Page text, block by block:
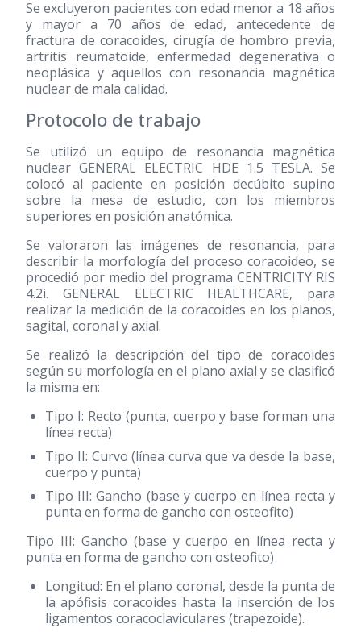
Se excluyeron pacientes con edad menor a 18 años
y mayor a 70 años de edad, antecedente de
fractura de coracoides, cirugía de hombro previa,
artritis reumatoide, enfermedad degenerativa o
neoplásica y aquellos con resonancia magnética
nuclear de mala calidad.
Protocolo de trabajo
Se utilizó un equipo de resonancia magnética
nuclear GENERAL ELECTRIC HDE 1.5 TESLA. Se
colocó al paciente en posición decúbito supino
sobre la mesa de estudio, con los miembros
superiores en posición anatómica.
Se valoraron las imágenes de resonancia, para
describir la morfología del proceso coracoideo, se
procedió por medio del programa CENTRICITY RIS
4.2i. GENERAL ELECTRIC HEALTHCARE, para
realizar la medición de la coracoides en los planos,
sagital, coronal y axial.
Se realizó la descripción del tipo de coracoides
según su morfología en el plano axial y se clasificó
la misma en:
Tipo I: Recto (punta, cuerpo y base forman una
línea recta)
Tipo II: Curvo (línea curva que va desde la base,
cuerpo y punta)
Tipo III: Gancho (base y cuerpo en línea recta y
punta en forma de gancho con osteofito)
Tipo III: Gancho (base y cuerpo en línea recta y
punta en forma de gancho con osteofito)
Longitud: En el plano coronal, desde la punta de
la apófisis coracoides hasta la inserción de los
ligamentos coracoclaviculares (trapezoide).